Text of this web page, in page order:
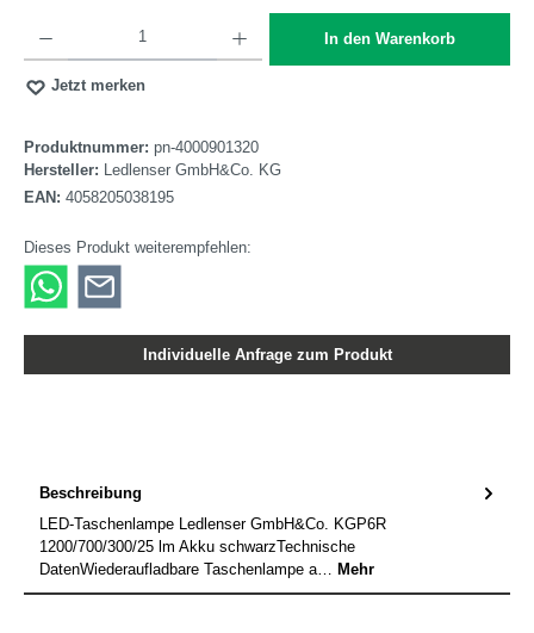
In den Warenkorb
Jetzt merken
Produktnummer: pn-4000901320
Hersteller:
Ledlenser GmbH&Co. KG
EAN: 4058205038195
Dieses Produkt weiterempfehlen:
Individuelle Anfrage zum Produkt
Beschreibung
LED-Taschenlampe Ledlenser GmbH&Co. KGP6R
1200/700/300/25 lm Akku schwarzTechnische
DatenWiederaufladbare Taschenlampe a… Mehr